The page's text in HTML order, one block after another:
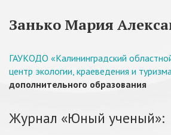
Занько Мария
ГАУКОДО «Калининградский
центр экологии, краеведения и
дополнительного образования
Журнал «Юный ученый»: